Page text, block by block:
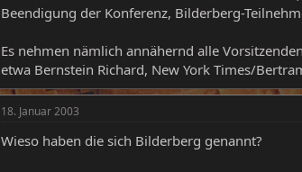
Beendigung der Konferenz, Bilderberg-
Es nehmen nämlich annähernd alle
etwa Bernstein Richard, New York Times/
18. Januar 2003
Wieso haben die sich Bilderberg genannt?